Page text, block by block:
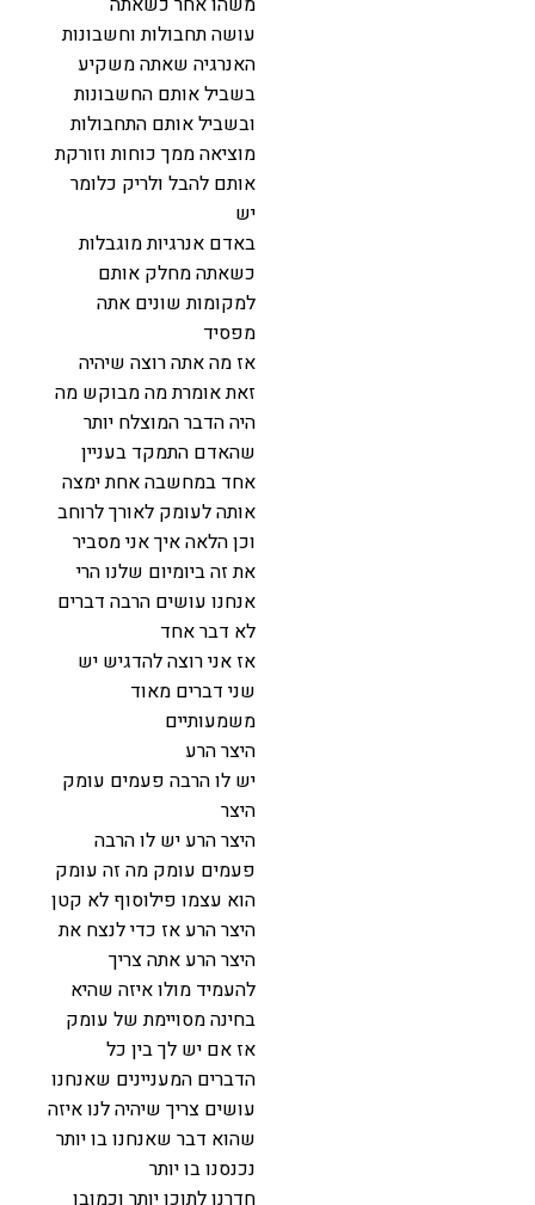
עושה תחבולות וחשבונות
האנרגיה שאתה משקיע
בשביל אותם החשבונות
ובשביל אותם התחבולות
מוציאה ממך כוחות וזורקת
אותם להבל ולריק כלומר
יש
באדם אנרגיות מוגבלות
כשאתה מחלק אותם
למקומות שונים אתה
מפסיד
אז מה אתה רוצה שיהיה
זאת אומרת מה מבוקש מה
היה הדבר המוצלח יותר
שהאדם התמקד בעניין
אחד במחשבה אחת ימצה
אותה לעומק לאורך לרוחב
וכן הלאה איך אני מסביר
את זה ביומיום שלנו הרי
אנחנו עושים הרבה דברים
לא דבר אחד
אז אני רוצה להדגיש יש
שני דברים מאוד
משמעותיים
היצר הרע
יש לו הרבה פעמים עומק
היצר
היצר הרע יש לו הרבה
פעמים עומק מה זה עומק
הוא עצמו פילוסוף לא קטן
היצר הרע אז כדי לנצח את
היצר הרע אתה צריך
להעמיד מולו איזה שהיא
בחינה מסויימת של עומק
אז אם יש לך בין כל
הדברים המעניינים שאנחנו
עושים צריך שיהיה לנו איזה
שהוא דבר שאנחנו בו יותר
נכנסנו בו יותר
חדרנו לתוכו יותר וכמובן